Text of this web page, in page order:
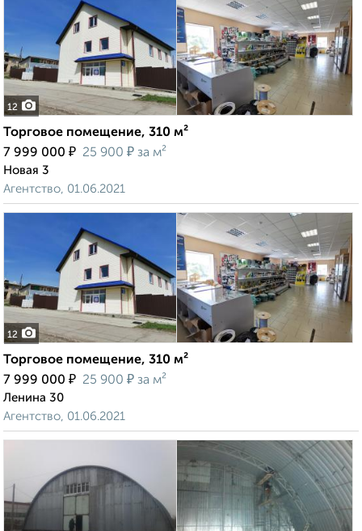
12
Торговое помещение, 310 м²
7 999 000 ₽ 25 900 ₽ за м²
Новая 3
Агентство, 01.06.2021
12
Торговое помещение, 310 м²
7 999 000 ₽ 25 900 ₽ за м²
Ленина 30
Агентство, 01.06.2021